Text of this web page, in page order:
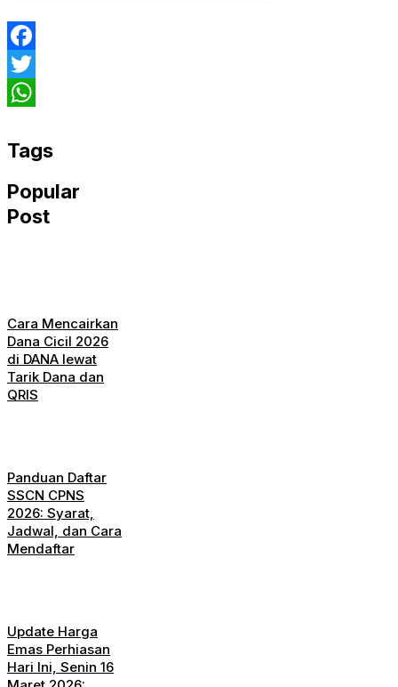
Facebook
Twitter
Tags
Popular
Post
Cara Mencairkan
Dana Cicil 2026
di DANA lewat
Tarik Dana dan
QRIS
Panduan Daftar
SSCN CPNS
2026: Syarat,
Jadwal, dan Cara
Mendaftar
Update Harga
Emas Perhiasan
Hari Ini, Senin 16